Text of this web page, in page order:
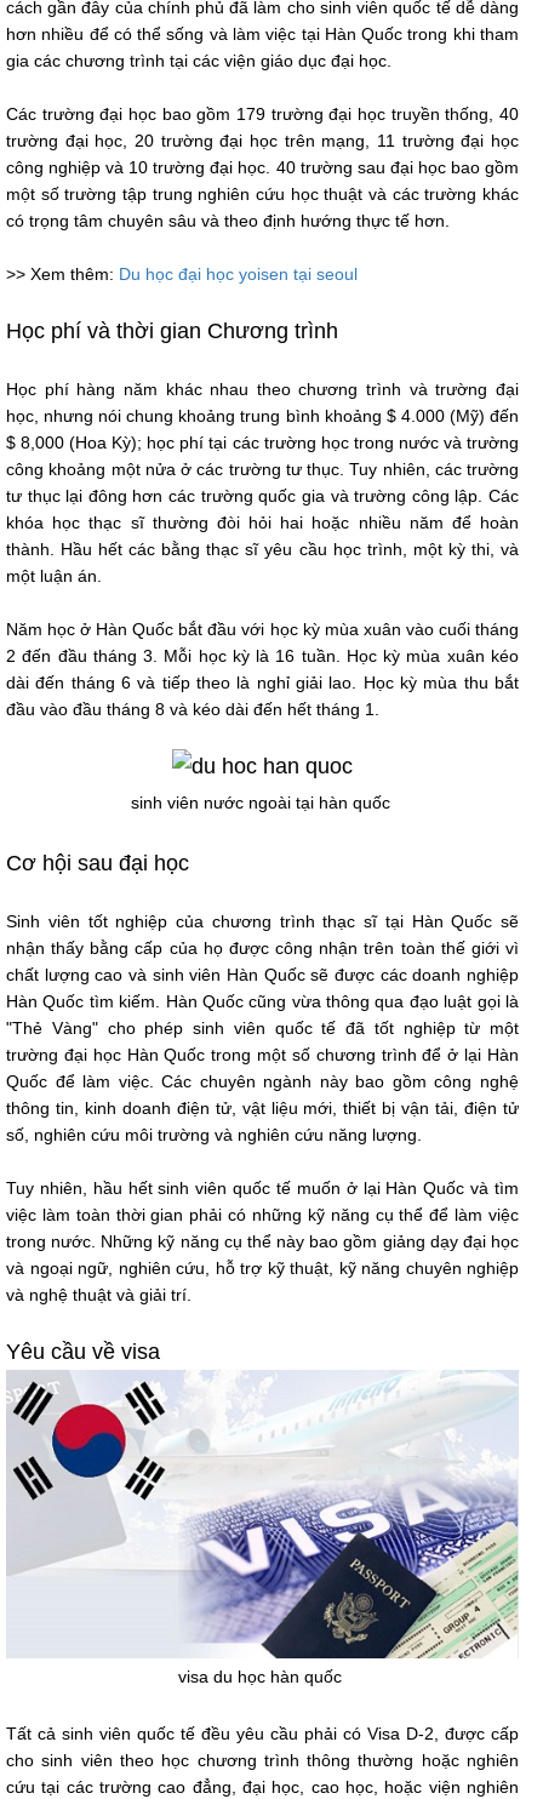
cách gần đây của chính phủ đã làm cho sinh viên quốc tế dễ dàng
hơn nhiều để có thể sống và làm việc tại Hàn Quốc trong khi tham
gia các chương trình tại các viện giáo dục đại học.
Các trường đại học bao gồm 179 trường đại học truyền thống, 40
trường đại học, 20 trường đại học trên mạng, 11 trường đại học
công nghiệp và 10 trường đại học. 40 trường sau đại học bao gồm
một số trường tập trung nghiên cứu học thuật và các trường khác
có trọng tâm chuyên sâu và theo định hướng thực tế hơn.
>> Xem thêm: Du học đại học yoisen tại seoul
Học phí và thời gian Chương trình
Học phí hàng năm khác nhau theo chương trình và trường đại
học, nhưng nói chung khoảng trung bình khoảng $ 4.000 (Mỹ) đến
$ 8,000 (Hoa Kỳ); học phí tại các trường học trong nước và trường
công khoảng một nửa ở các trường tư thục. Tuy nhiên, các trường
tư thục lại đông hơn các trường quốc gia và trường công lập. Các
khóa học thạc sĩ thường đòi hỏi hai hoặc nhiều năm để hoàn
thành. Hầu hết các bằng thạc sĩ yêu cầu học trình, một kỳ thi, và
một luận án.
Năm học ở Hàn Quốc bắt đầu với học kỳ mùa xuân vào cuối tháng
2 đến đầu tháng 3. Mỗi học kỳ là 16 tuần. Học kỳ mùa xuân kéo
dài đến tháng 6 và tiếp theo là nghỉ giải lao. Học kỳ mùa thu bắt
đầu vào đầu tháng 8 và kéo dài đến hết tháng 1.
sinh viên nước ngoài tại hàn quốc
Cơ hội sau đại học
Sinh viên tốt nghiệp của chương trình thạc sĩ tại Hàn Quốc sẽ
nhận thấy bằng cấp của họ được công nhận trên toàn thế giới vì
chất lượng cao và sinh viên Hàn Quốc sẽ được các doanh nghiệp
Hàn Quốc tìm kiếm. Hàn Quốc cũng vừa thông qua đạo luật gọi là
"Thẻ Vàng" cho phép sinh viên quốc tế đã tốt nghiệp từ một
trường đại học Hàn Quốc trong một số chương trình để ở lại Hàn
Quốc để làm việc. Các chuyên ngành này bao gồm công nghệ
thông tin, kinh doanh điện tử, vật liệu mới, thiết bị vận tải, điện tử
số, nghiên cứu môi trường và nghiên cứu năng lượng.
Tuy nhiên, hầu hết sinh viên quốc tế muốn ở lại Hàn Quốc và tìm
việc làm toàn thời gian phải có những kỹ năng cụ thể để làm việc
trong nước. Những kỹ năng cụ thể này bao gồm giảng dạy đại học
và ngoại ngữ, nghiên cứu, hỗ trợ kỹ thuật, kỹ năng chuyên nghiệp
và nghệ thuật và giải trí.
Yêu cầu về visa
visa du học hàn quốc
Tất cả sinh viên quốc tế đều yêu cầu phải có Visa D-2, được cấp
cho sinh viên theo học chương trình thông thường hoặc nghiên
cứu tại các trường cao đẳng, đại học, cao học, hoặc viện nghiên